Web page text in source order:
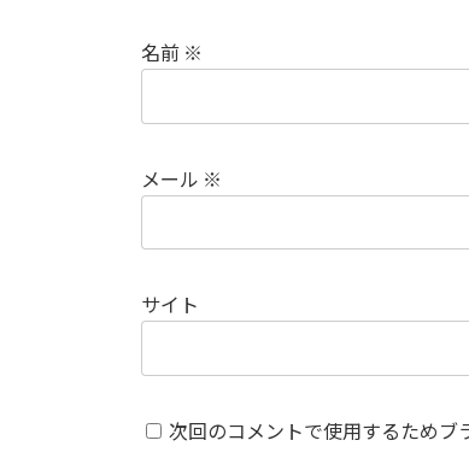
名前 ※
メール ※
サイト
次回のコメントで使用するためブ